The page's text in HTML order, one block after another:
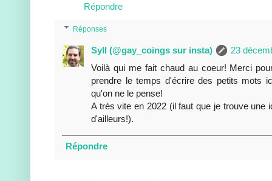
Répondre
Réponses
Syll (@gay_coings sur insta)
23
Voilà qui me fait chaud au coeur! Merci
prendre le temps d'écrire des petits mots
qu'on ne le pense!
A très vite en 2022 (il faut que je trouve une
d'ailleurs!).
Répondre